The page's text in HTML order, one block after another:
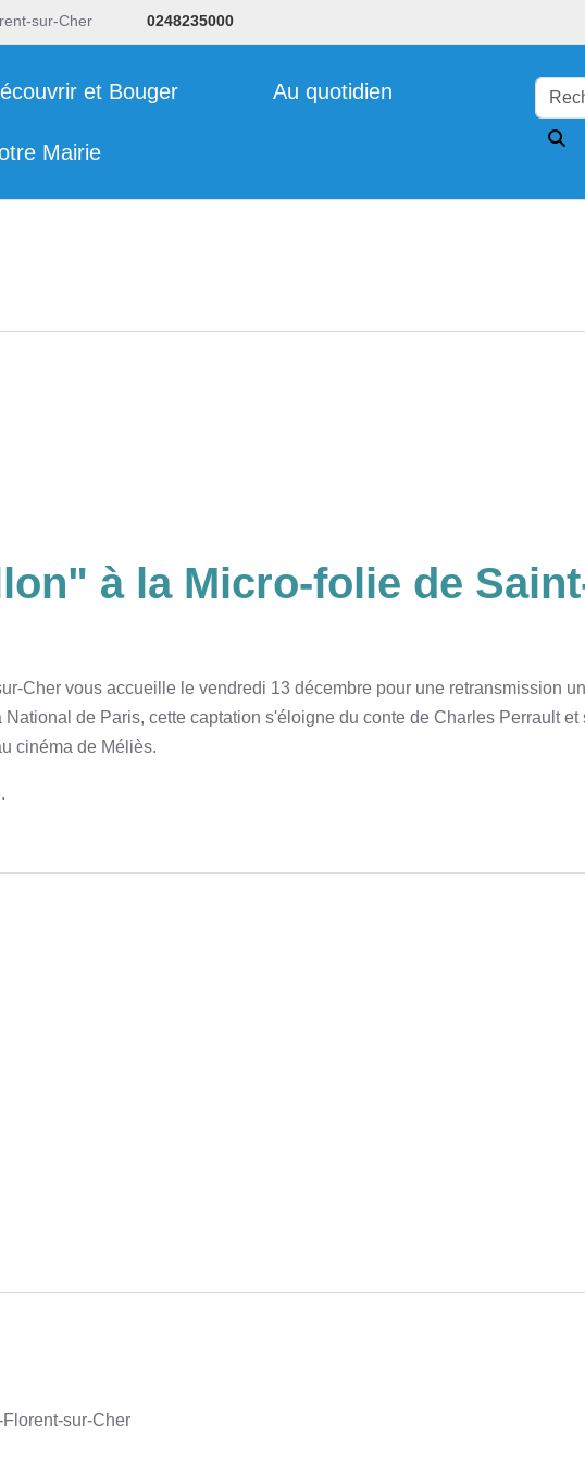
sur-Cher 0248235000
et Bouger Au quotidien
Mairie
à la Micro-folie de
Cher vous accueille le vendredi 13 décembre pour une retransmission
de Paris, cette captation s'éloigne du conte de Charles Perrault
cinéma de Méliès.
sur-Cher